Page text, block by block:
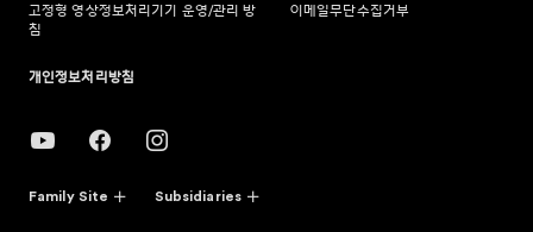
고정형 영상정보처리기기 운영/관리 방
침
이메일무단수집거부
개인정보처리방침
Family Site Subsidiaries